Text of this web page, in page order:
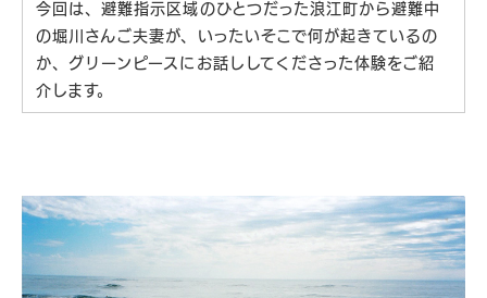
今回は、避難指示区域のひとつだった浪江町から避難中
の堀川さんご夫妻が、いったいそこで何が起きているの
か、グリーンピースにお話ししてくださった体験をご紹
介します。